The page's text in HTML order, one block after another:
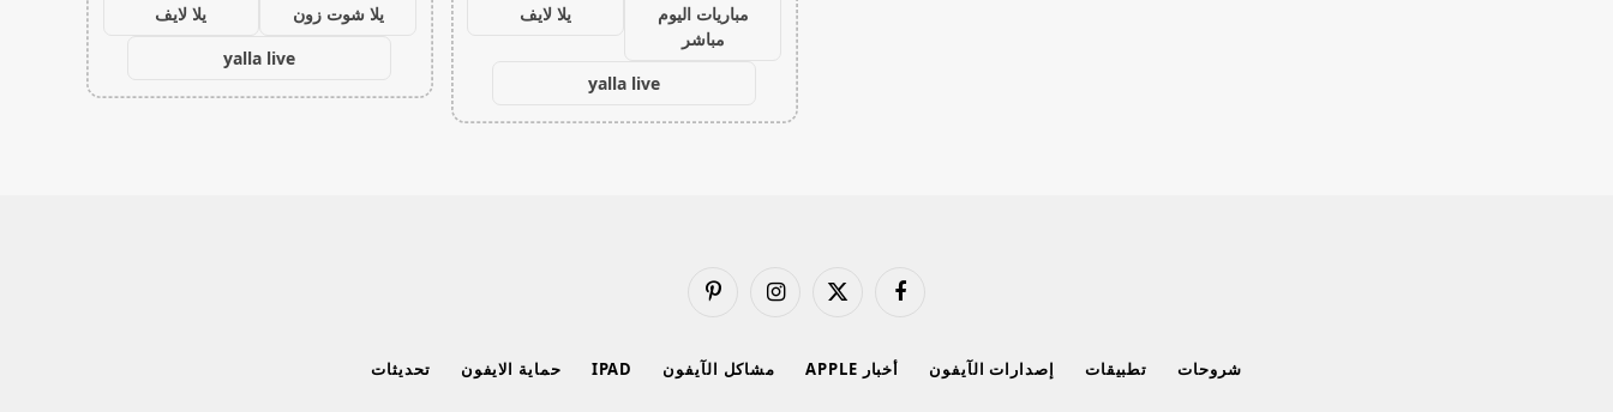
مباريات اليوم
مباشر
يلا لايف
yalla live
يلا شوت زون
يلا لايف
yalla live
فيسبوك
X
الانستغرامبينتيريست
شروحات تطبيقات إصدارات الآيفون أخبار APPLE مشاكل الآيفون IPAD حماية الايفون تحديثات